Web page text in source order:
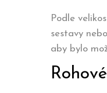
Podle
sestavy
aby bylo